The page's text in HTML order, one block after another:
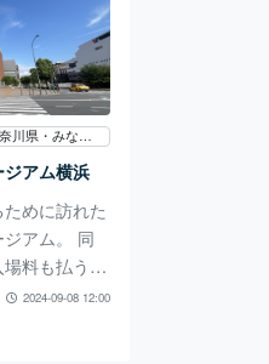
ツ、タンブ
み・・・
ーグッズの
購入しまし
入すると、
）開催され
神奈川県・みなとみらい
アム横浜
めに訪れた
アム。 同
料も払うの
きました。
すぐにシア
ことで、行
2024-09-08 12:00